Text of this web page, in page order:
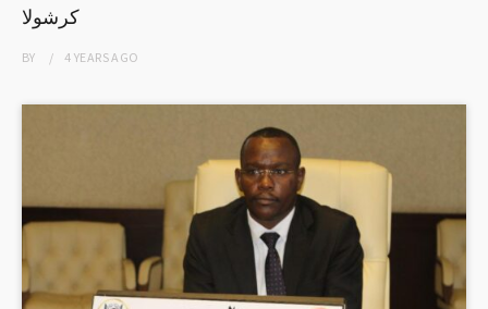
كرشولا
BY 4 YEARSAGO